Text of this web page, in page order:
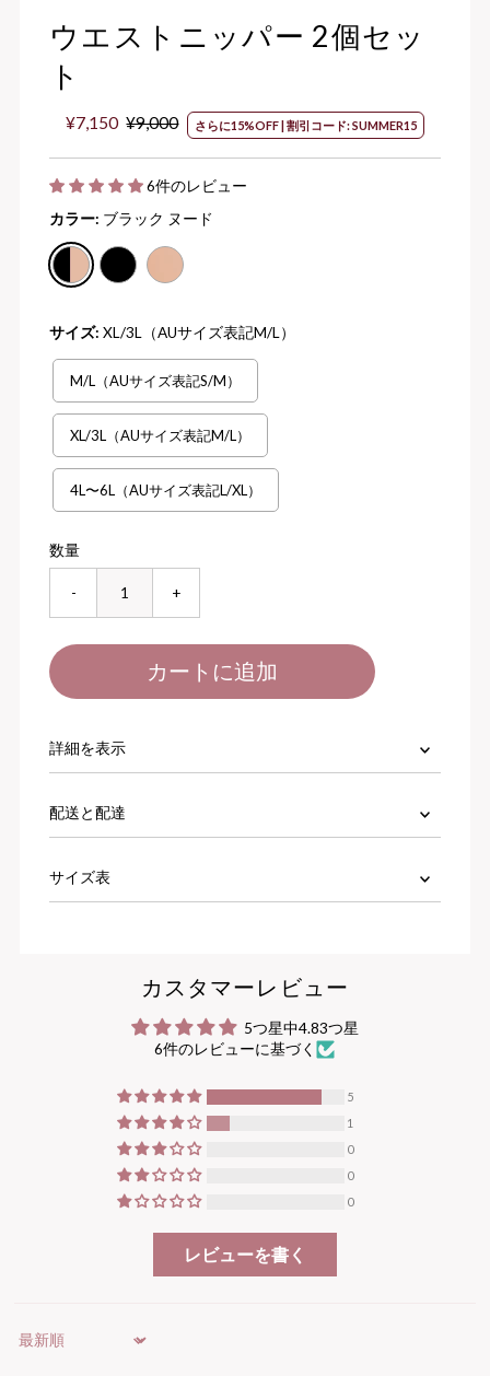
ウエストニッパー 2個セッ
ト
セ
価
格
¥7,150 通
格
¥9,000 さらに15%OFF | 割引コード: SUMMER15
6件のレビュー
カラー: ブラック ヌード
サイズ: XL/3L（AUサイズ表記M/L）
M/L（AUサイズ表記S/M）
XL/3L（AUサイズ表記M/L）
4L〜6L（AUサイズ表記L/XL）
数量
- +
詳細を表示
配送と配達
サイズ表
カスタマーレビュー
5つ星中4.83つ星
6件のレビューに基づく
5
1
0
0
0
レビューを書く
Sort by